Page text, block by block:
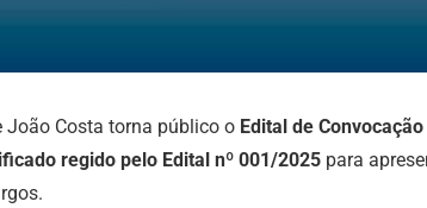
Costa torna público o Edital de
regido pelo Edital nº 001/2025 para